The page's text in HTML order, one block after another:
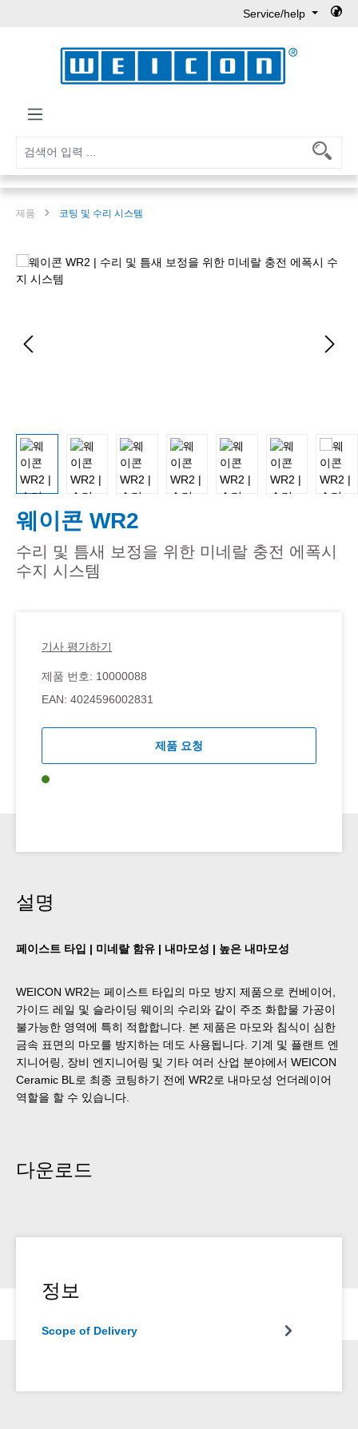
Service/help
제품 코팅 및 수리 시스템
Skip image gallery
웨이콘 WR2
수리 및 틈새 보정을 위한 미네랄 충전 에폭시
수지 시스템
기사 평가하기
제품 번호: 10000088
EAN: 4024596002831
제품 요청
설명
페이스트 타입 | 미네랄 함유 | 내마모성 | 높은 내마모성
WEICON WR2는 페이스트 타입의 마모 방지 제품으로 컨베이어,
가이드 레일 및 슬라이딩 웨이의 수리와 같이 주조 화합물 가공이
불가능한 영역에 특히 적합합니다. 본 제품은 마모와 침식이 심한
금속 표면의 마모를 방지하는 데도 사용됩니다. 기계 및 플랜트 엔
지니어링, 장비 엔지니어링 및 기타 여러 산업 분야에서 WEICON
Ceramic BL로 최종 코팅하기 전에 WR2로 내마모성 언더레이어
역할을 할 수 있습니다.
다운로드
정보
Scope of Delivery